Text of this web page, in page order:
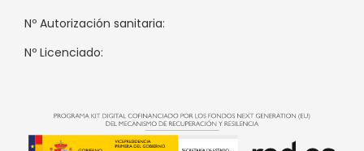
Nº Autorización sanitaria:
Nº Licenciado: